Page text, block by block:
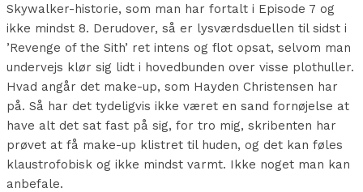
Skywalker-historie, som man har fortalt i Episode 7 og
ikke mindst 8. Derudover, så er lysværdsduellen til sidst i
’Revenge of the Sith’ ret intens og flot opsat, selvom man
undervejs klør sig lidt i hovedbunden over visse plothuller.
Hvad angår det make-up, som Hayden Christensen har
på. Så har det tydeligvis ikke været en sand fornøjelse at
have alt det sat fast på sig, for tro mig, skribenten har
prøvet at få make-up klistret til huden, og det kan føles
klaustrofobisk og ikke mindst varmt. Ikke noget man kan
anbefale.